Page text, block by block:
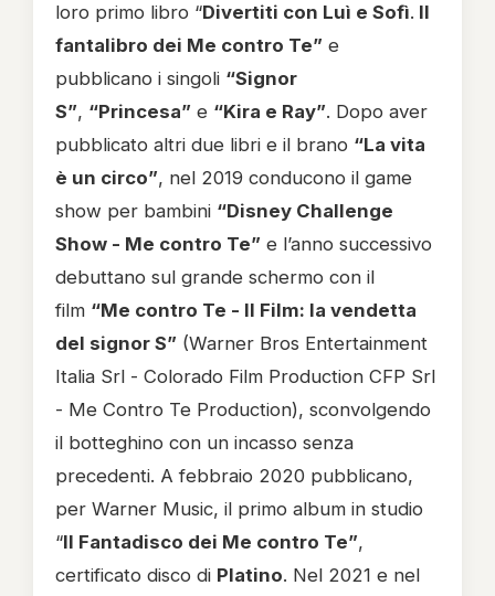
loro primo libro “Divertiti con Luì e Sofì. Il
fantalibro dei Me contro Te” e
pubblicano i singoli “Signor
S”, “Princesa” e “Kira e Ray”. Dopo aver
pubblicato altri due libri e il brano “La vita
è un circo”, nel 2019 conducono il game
show per bambini “Disney Challenge
Show - Me contro Te” e l’anno successivo
debuttano sul grande schermo con il
film “Me contro Te - Il Film: la vendetta
del signor S” (Warner Bros Entertainment
Italia Srl - Colorado Film Production CFP Srl
- Me Contro Te Production), sconvolgendo
il botteghino con un incasso senza
precedenti. A febbraio 2020 pubblicano,
per Warner Music, il primo album in studio
“Il Fantadisco dei Me contro Te”,
certificato disco di Platino. Nel 2021 e nel